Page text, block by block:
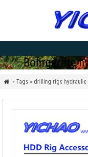
Bohrgeräte
 » Tags » drilling rigs hydraulic